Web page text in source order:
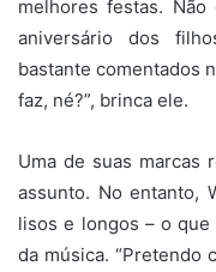
melhores festas.
aniversário dos
bastante comentados
faz, né?”, brinca ele.
Uma de suas marcas
assunto. No entanto,
lisos e longos – o
da música. “Pretendo